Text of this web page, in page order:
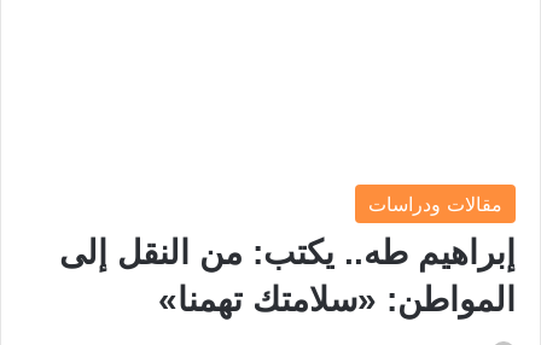
مقالات ودراسات
إبراهيم طه.. يكتب: من النقل إلى
المواطن: «سلامتك تهمنا»